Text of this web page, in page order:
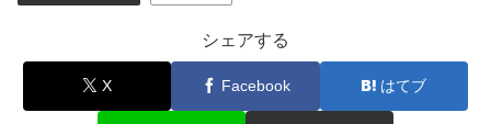
シェアする
X Facebook はてブ